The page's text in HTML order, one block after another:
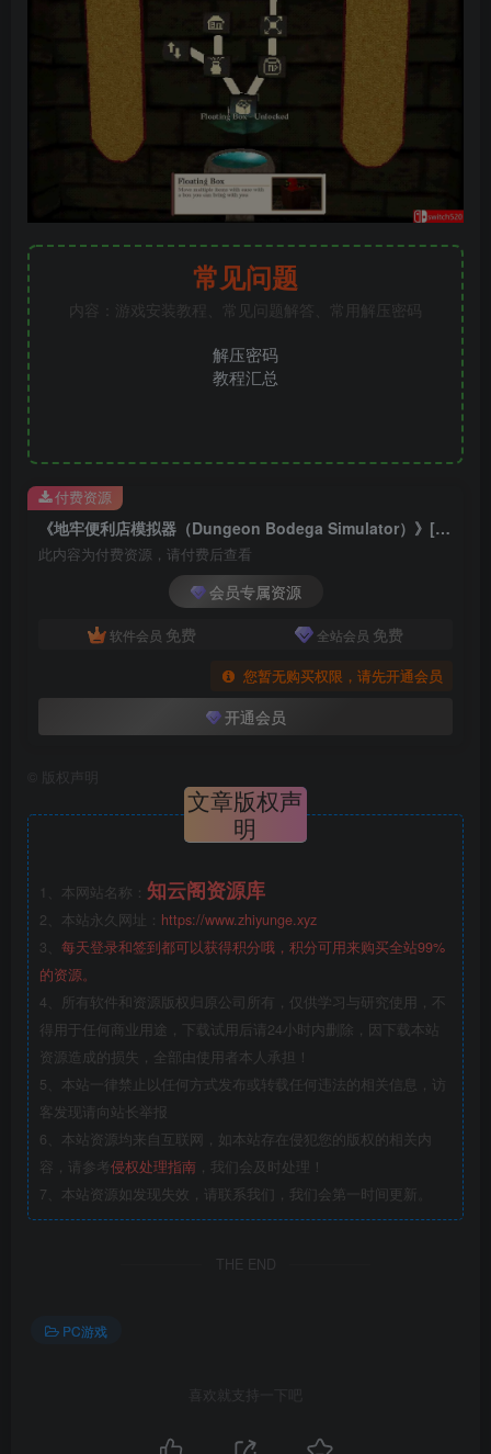
常见问题
内容：游戏安装教程、常见问题解答、常用解压密码
解压密码
教程汇总
《地牢便利店模拟器（Dungeon Bodega Simulator）》[英文]
此内容为付费资源，请付费后查看
会员专属资源
软件会员 免费 全站会员 免费
您暂无购买权限，请先开通会员
开通会员
付费资源
版权声明
文章版权声
明
1、本网站名称： 知云阁资源库
2、本站永久网址： https://www.zhiyunge.xyz
3、 每天登录和签到都可以获得积分哦，积分可用来购买全站99%
的资源。
4、所有软件和资源版权归原公司所有，仅供学习与研究使用，不
得用于任何商业用途，下载试用后请24小时内删除，因下载本站
资源造成的损失，全部由使用者本人承担！
5、本站一律禁止以任何方式发布或转载任何违法的相关信息，访
客发现请向站长举报
6、本站资源均来自互联网，如本站存在侵犯您的版权的相关内
容，请参考侵权处理指南 ，我们会及时处理！
7、本站资源如发现失效，请联系我们，我们会第一时间更新。
THE END
PC游戏
喜欢就支持一下吧